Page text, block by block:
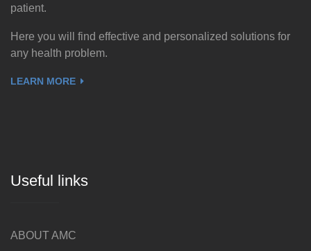
patient.
Here you will find effective and personalized solutions for
any health problem.
LEARN MORE
Useful links
ABOUT AMC